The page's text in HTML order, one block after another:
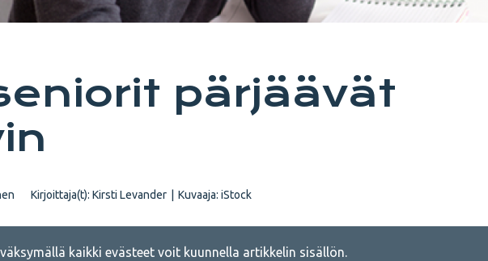
pärjäävät
Kirjoittaja(t): Kirsti Levander Kuvaaja: iStock
kaikki evästeet voit kuunnella artikkelin sisällön.